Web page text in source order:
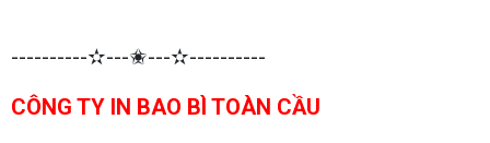
----------✫---✬---✫----------
CÔNG TY IN BAO BÌ TOÀN CẦU